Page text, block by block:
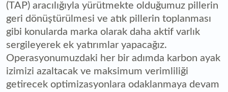
(TAP) aracılığıyla yürütmekte olduğumuz pillerin
geri dönüştürülmesi ve atık pillerin toplanması
gibi konularda marka olarak daha aktif varlık
sergileyerek ek yatırımlar yapacağız.
Operasyonumuzdaki her bir adımda karbon ayak
izimizi azaltacak ve maksimum verimliliği
getirecek optimizasyonlara odaklanmaya devam